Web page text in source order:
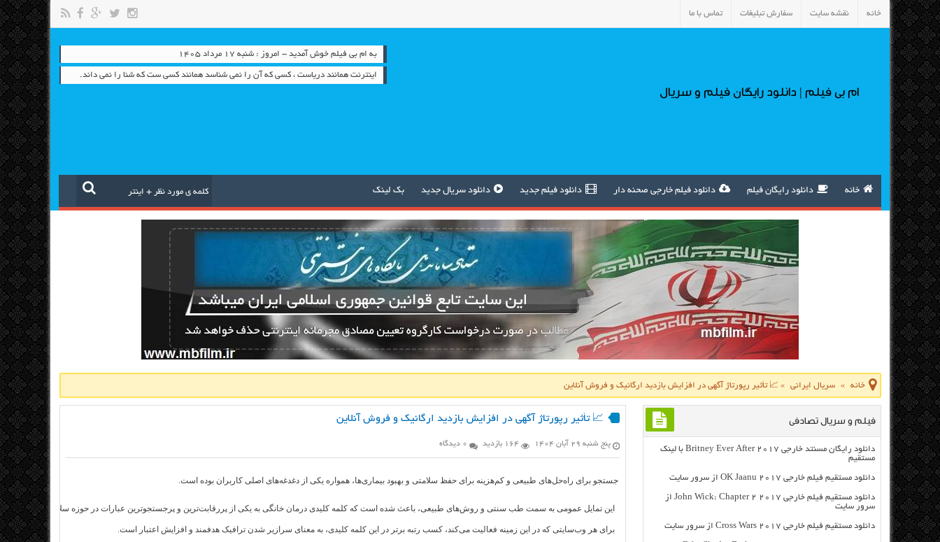
خانه نقشه سایت سفارش تبلیغات تماس با ما
ام بی فیلم | دانلود رایگان فیلم و سریال
به ام بی فیلم خوش آمدید - امروز : شنبه ۱۷ مرداد ۱۴۰۵
اینترنت همانند دریاست ، کسی که آن را نمی شناسد همانند کسی ست که شنا را نمی داند.
خانه دانلود رایگان فیلم دانلود فیلم خارجی صحنه دار دانلود فیلم جدید دانلود سریال جدید بک لینک
خانه » سریال ایرانی » 📈 تأثیر رپورتاژ آگهی در افزایش بازدید ارگانیک و فروش آنلاین
📈 تأثیر رپورتاژ آگهی در افزایش بازدید ارگانیک و فروش آنلاین
پنج شنبه ۲۹ آبان ۱۴۰۴ 164 بازدید 0 دیدگاه
جستجو برای راه‌حل‌های طبیعی و کم‌هزینه برای حفظ سلامتی و بهبود بیماری‌ها، همواره یکی از دغدغه‌های اصلی کاربران بوده است.
این تمایل عمومی به سمت طب سنتی و روش‌های طبیعی، باعث شده است که کلمه کلیدی درمان خانگی به یکی از پررقابت‌ترین و پرجستجوترین عبارات در حوزه سلامت تبدیل شود.
برای هر وب‌سایتی که در این زمینه فعالیت می‌کند، کسب رتبه برتر در این کلمه کلیدی، به معنای سرازیر شدن ترافیک هدفمند و افزایش اعتبار است.
فیلم و سریال تصادفی
دانلود رایگان مسنتد خارجی Britney Ever After 2017 با لینک
مستقیم
دانلود مستقیم فیلم خارجی OK Jaanu 2017 از سرور سایت
دانلود مستقیم فیلم خارجی John Wick: Chapter 2 2017 از
سرور سایت
دانلود مستقیم فیلم خارجی Cross Wars 2017 از سرور سایت